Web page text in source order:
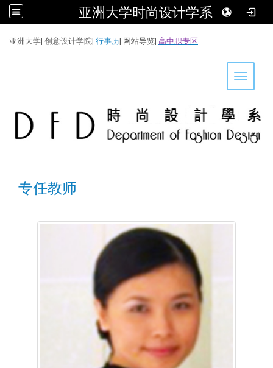
亚洲大学时尚设计学系
亚洲大学| 创意设计学院| 行事历| 网站导览| 高中职专区
Toggle
专任教师